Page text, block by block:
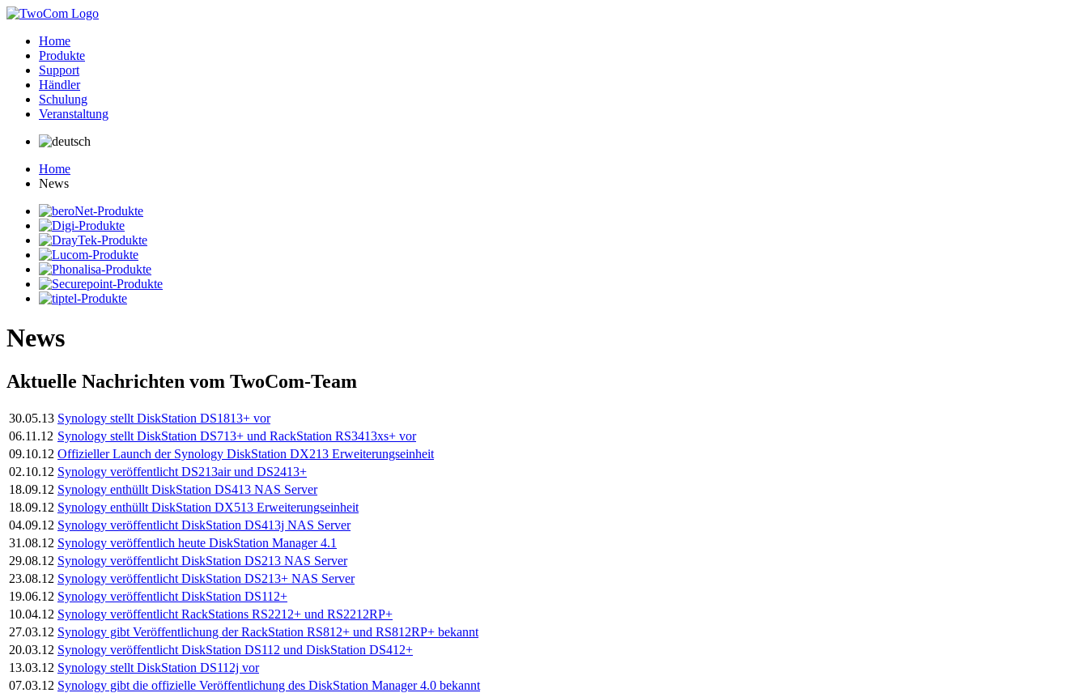
Home
Produkte
Support
Händler
Schulung
Veranstaltung
Home
News
News
Aktuelle Nachrichten vom TwoCom-Team
30.05.13 Synology stellt DiskStation DS1813+ vor
06.11.12 Synology stellt DiskStation DS713+ und RackStation RS3413xs+ vor
09.10.12 Offizieller Launch der Synology DiskStation DX213 Erweiterungseinheit
02.10.12 Synology veröffentlicht DS213air und DS2413+
18.09.12 Synology enthüllt DiskStation DS413 NAS Server
18.09.12 Synology enthüllt DiskStation DX513 Erweiterungseinheit
04.09.12 Synology veröffentlicht DiskStation DS413j NAS Server
31.08.12 Synology veröffentlich heute DiskStation Manager 4.1
29.08.12 Synology veröffentlicht DiskStation DS213 NAS Server
23.08.12 Synology veröffentlicht DiskStation DS213+ NAS Server
19.06.12 Synology veröffentlicht DiskStation DS112+
10.04.12 Synology veröffentlicht RackStations RS2212+ und RS2212RP+
27.03.12 Synology gibt Veröffentlichung der RackStation RS812+ und RS812RP+ bekannt
20.03.12 Synology veröffentlicht DiskStation DS112 und DiskStation DS412+
13.03.12 Synology stellt DiskStation DS112j vor
07.03.12 Synology gibt die offizielle Veröffentlichung des DiskStation Manager 4.0 bekannt